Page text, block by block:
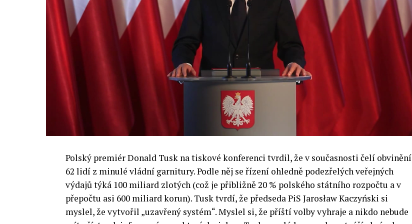
výzkumu a moderních technologií umělé inteligence v mnoha oblastech života umožní
Evropské unii obnovit konkurenceschopnost ve vztahu ke globálním ekonomikám a
nutnosti zajistit bezpečnost evropských zemí.
Polský premiér Donald Tusk na tiskové konferenci tvrdil, že v současnosti čelí obvinění
62 lidí z minulé vládní garnitury. Podle něj se řízení ohledně podezřelých veřejných
výdajů týká 100 miliard zlotých (což je přibližně 20 % polského státního rozpočtu a v
přepočtu asi 600 miliard korun). Tusk tvrdí, že předseda PiS Jarosław Kaczyński si
myslel, že vytvořil „uzavřený systém“. Myslel si, že příští volby vyhraje a nikdo nebude